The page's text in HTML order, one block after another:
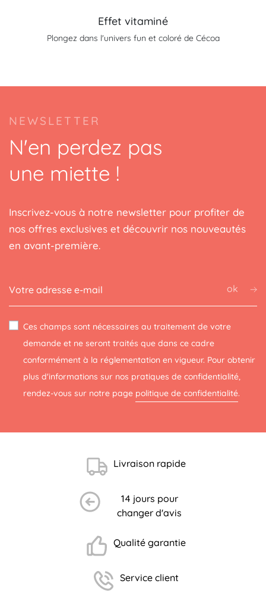
Effet vitaminé
Plongez dans l'univers fun et coloré de Cécoa
NEWSLETTER
N'en perdez pas
une miette !
Inscrivez-vous à notre newsletter pour profiter de
nos offres exclusives et découvrir nos nouveautés
en avant-première.
ok
Ces champs sont nécessaires au traitement de votre
demande et ne seront traités que dans ce cadre
conformément à la réglementation en vigueur. Pour obtenir
plus d'informations sur nos pratiques de confidentialité,
rendez-vous sur notre page politique de confidentialité.
Livraison rapide
14 jours pour
changer d'avis
Qualité garantie
Service client